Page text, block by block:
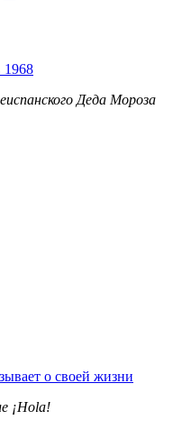
1968
Деда Мороза
о своей жизни
¡Hola!